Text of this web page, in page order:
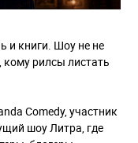
и книги. Шоу не не
кому рилсы листать
Comedy, участник
шоу Литра, где